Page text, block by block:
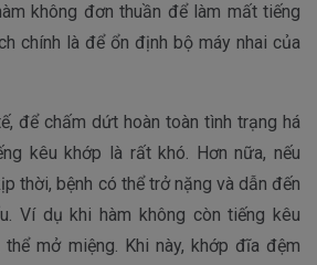
không đơn thuần để làm mất tiếng
chính là để ổn định bộ máy nhai của
để chấm dứt hoàn toàn tình trạng há
kêu khớp là rất khó. Hơn nữa, nếu
thời, bệnh có thể trở nặng và dẫn đến
Ví dụ khi hàm không còn tiếng kêu
mở miệng. Khi này, khớp đĩa đệm